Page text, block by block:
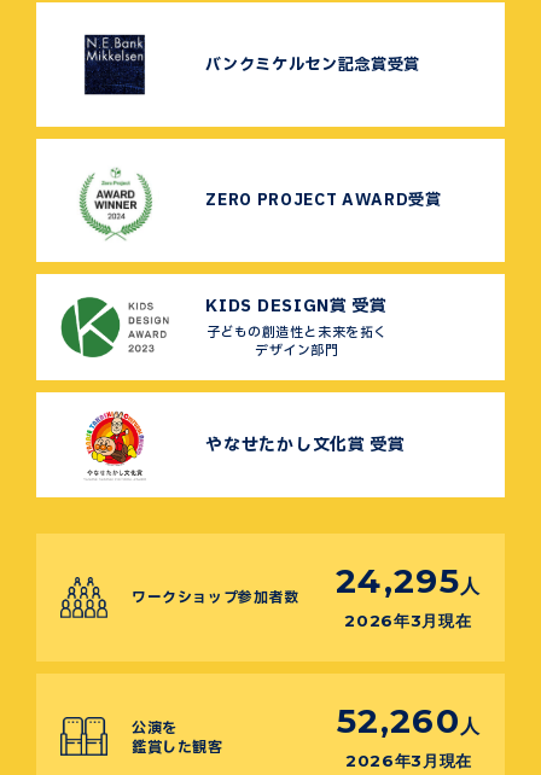
バンクミケルセン記念賞受賞
ZERO PROJECT AWARD受賞
KIDS DESIGN賞 受賞
子どもの創造性と未来を拓く
デザイン部門
やなせたかし文化賞 受賞
ワークショップ参加者数 24,295 人
2026年3月現在
公演を
鑑賞した観客
52,260 人
2026年3月現在